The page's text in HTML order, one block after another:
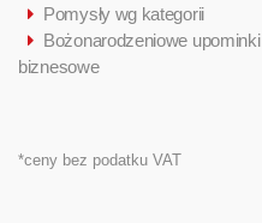
Pomysły wg kategorii
Bożonarodzeniowe upominki
biznesowe
*ceny bez podatku VAT